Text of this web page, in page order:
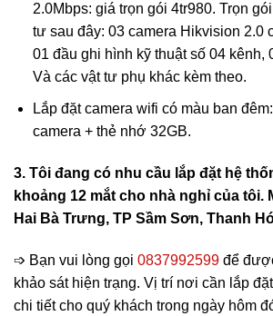
2.0Mbps: giá trọn gói 4tr980. Trọn
tư sau đây: 03 camera Hikvision 2.0
01 đầu ghi hình kỹ thuật số 04 kênh,
Và các vật tư phụ khác kèm theo.
Lắp đặt camera wifi có màu ban
camera + thẻ nhớ 32GB.
3. Tôi đang có nhu cầu lắp đặt hệ
khoảng 12 mắt cho nhà nghỉ của tôi.
Hai Bà Trưng, TP Sầm Sơn, Thanh
➩ Bạn vui lòng gọi 0837992599 để
khảo sát hiện trạng. Vị trí nơi cần lắp
chi tiết cho quý khách trong ngày hôm